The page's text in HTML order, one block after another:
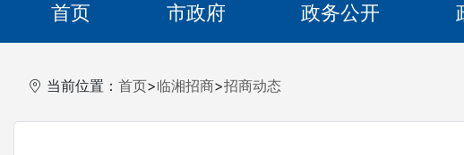
首页 市政府 政务公开
当前位置： 首页>临湘招商>招商动态